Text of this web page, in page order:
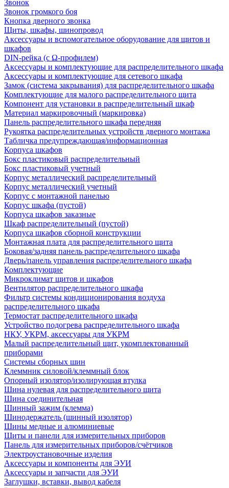
Звонок
Звонок громкого боя
Кнопка дверного звонка
Щиты, шкафы, шинопровод
Аксессуары и вспомогательное оборудование для щитов и
шкафов
DIN-рейка (с Ω-профилем)
Аксессуары и комплектующие для распределительного шкафа
Аксессуары и комплектующие для сетевого шкафа
Замок (система закрывания) для распределительного шкафа
Комплектующие для малого распределительного щита
Компонент для установки в распределительный шкаф
Материал маркировочный (маркировка)
Панель распределительного шкафа передняя
Рукоятка распределительных устройств дверного монтажа
Табличка предупреждающая/информационная
Корпуса шкафов
Бокс пластиковый распределительный
Бокс пластиковый учетный
Корпус металлический распределительный
Корпус металлический учетный
Корпус с монтажной панелью
Корпус шкафа (пустой)
Корпуса шкафов заказные
Шкаф распределительный (пустой)
Корпуса шкафов сборной конструкции
Монтажная плата для распределительного щита
Боковая/задняя панель распределительного шкафа
Дверь/панель управления распределительного шкафа
Комплектующие
Микроклимат щитов и шкафов
Вентилятор распределительного шкафа
Фильтр системы кондиционирования воздуха
распределительного шкафа
Термостат распределительного шкафа
Устройство подогрева распределительного шкафа
НКУ, УКРМ, аксессуары для УКРМ
Малый распределительный щит, укомплектованный
приборами
Системы сборных шин
Клеммник силовой/клеммный блок
Опорный изолятор/изолирующая втулка
Шина нулевая для распределительного щита
Шина соединительная
Шинный зажим (клемма)
Шинодержатель (шинный изолятор)
Шины медные и алюминиевые
Щиты и панели для измерительных приборов
Панель для измерительных приборов/счётчиков
Электроустановочные изделия
Аксессуары и компоненты для ЭУИ
Аксессуары и запчасти для ЭУИ
Заглушки, вставки, вывод кабеля